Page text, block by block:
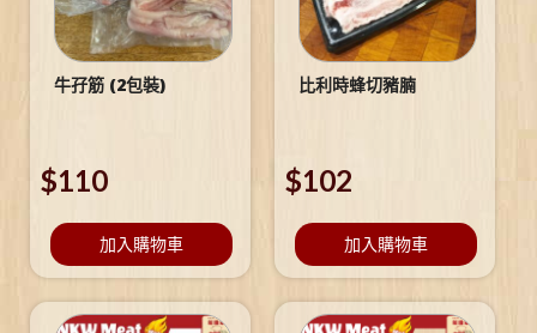
牛孖筋 (2包裝)
$110
加入購物車
比利時蜂切豬腩
$102
加入購物車